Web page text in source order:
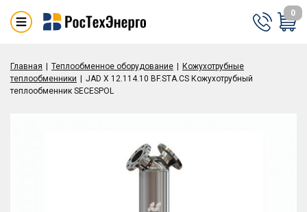
0
Главная Теплообменное оборудование
Кожухотрубные
теплообменники
JAD X 12.114.10 BF.STA.CS Кожухотрубный
теплообменник SECESPOL